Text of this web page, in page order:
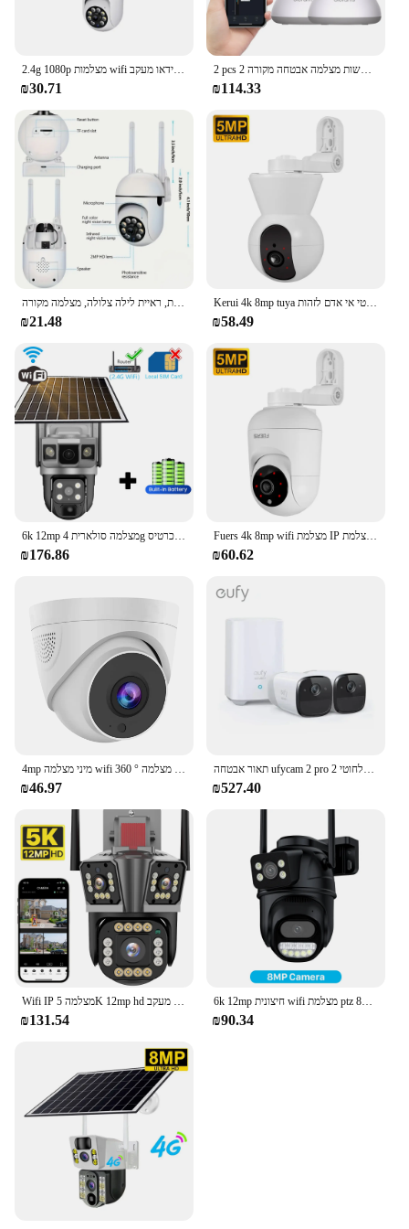
₪30.71
2 pcs מטושטשות מצלמה אבטחה מקורה 2k, מצלמת אבטחה ביתית עבור כלב/קשישים, מצלמת אבטחה עם A31S-2pc עדכון שיחה חד-מגע
₪114.33
₪21.48
Kerui 4k 8mp tuya חכם מיני אינטרנט אלחוטי עם סוגר פנימית אבטחה בית אלחוטי אי אדם לזהות ccctv מעקב מצלמה
₪58.49
₪176.86
Fuers 4k 8mp wifi מצלמת IP עם סוגריים מתכווננת בית חכם אבטחה אלחוטי מצלמה מעקב תינוק צג מיני מצלמת
₪60.62
₪46.97 ₪527.40
Wifi IP מצלמה 5K 12mp hd שלוש עדשה מצלמה חיצונית זיהוי תנועה אבטחה עמיד למים מעקב cctv ipc360 הבית
₪131.54
6k 12mp חיצונית wifi מצלמת ptz 8x זום אופטי שלושה עדשה מסכים כפול וידאו מעקב 8mp עדשה כפולה cctv אבטחה IP מצלמה
₪90.34